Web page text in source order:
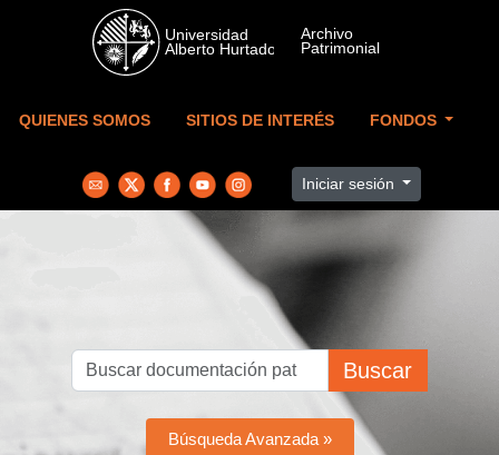
Skip to main content
QUIENES SOMOS SITIOS DE INTERÉS FONDOS
Iniciar sesión
Buscar
Búsqueda Avanzada »